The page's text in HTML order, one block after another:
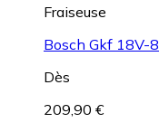
Fraiseuse
Bosch Gkf 18V-8
Dès
209,90 €